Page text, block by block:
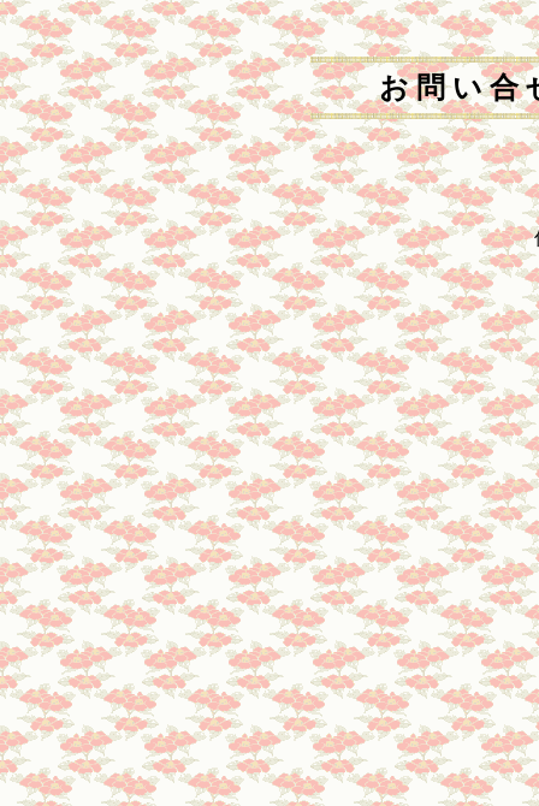
お 問 い 合
伝統文化みおつくし倶楽
お気軽にメールにてお